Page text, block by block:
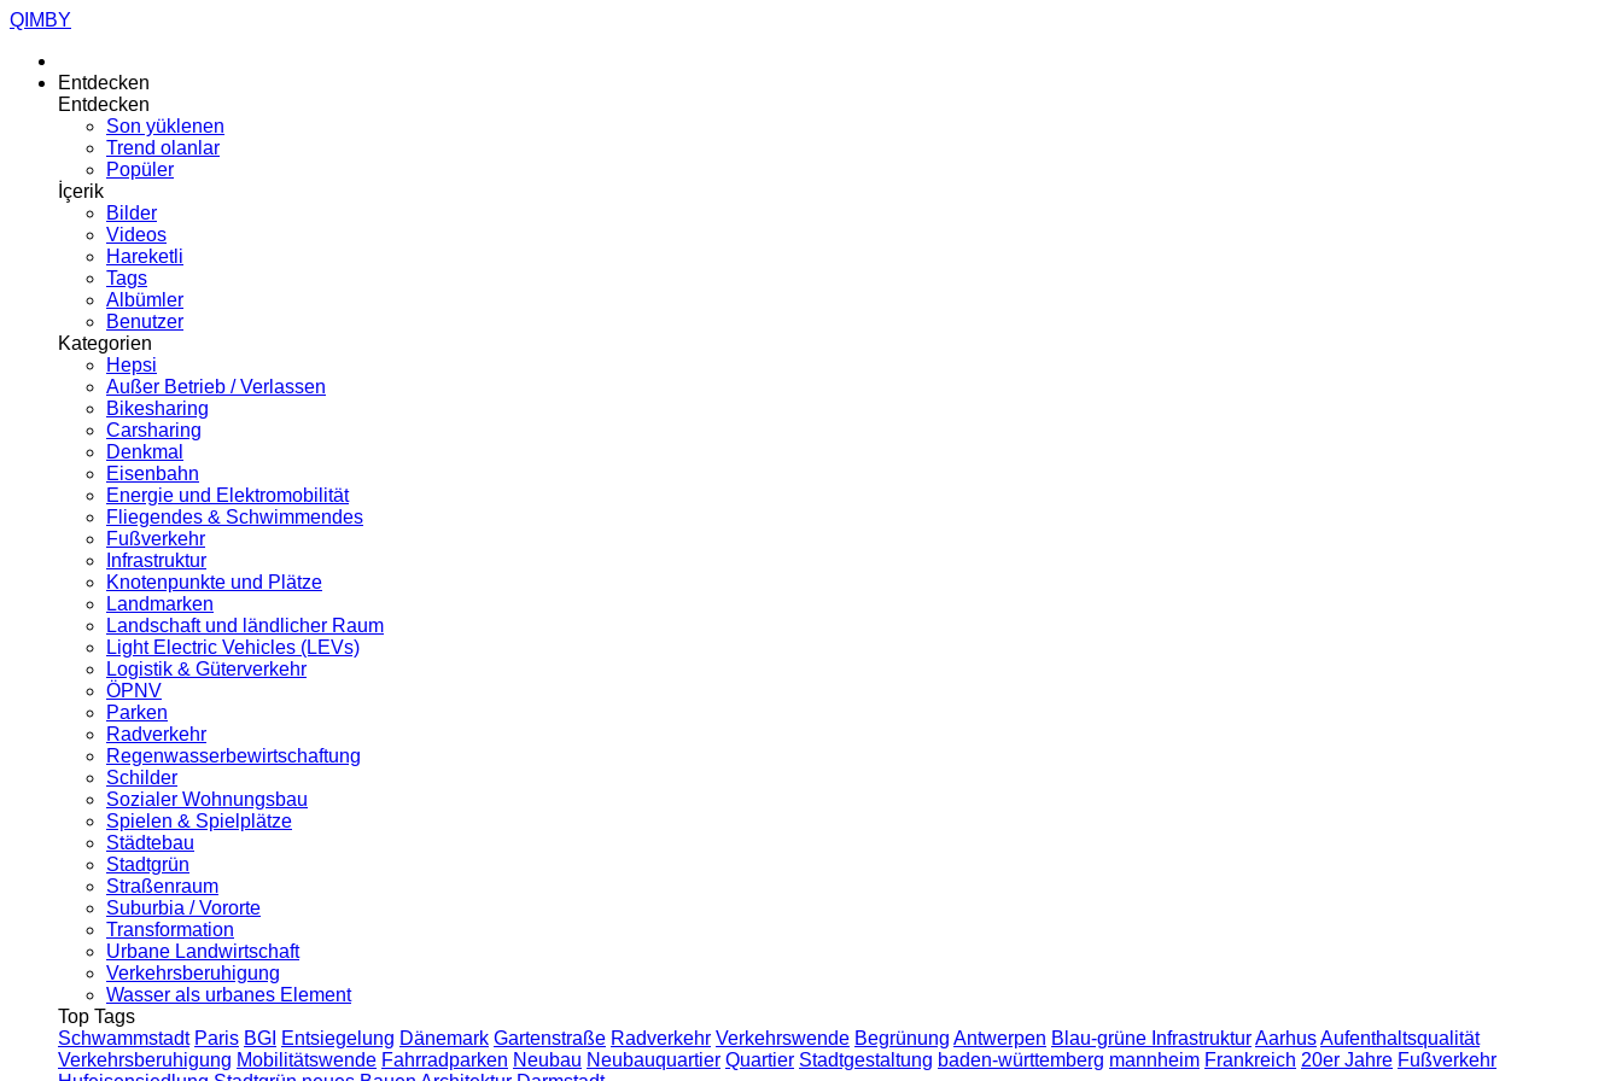
QIMBY
Entdecken
Entdecken
Son yüklenen
Trend olanlar
Popüler
İçerik
Bilder
Videos
Hareketli
Tags
Albümler
Benutzer
Kategorien
Hepsi
Außer Betrieb / Verlassen
Bikesharing
Carsharing
Denkmal
Eisenbahn
Energie und Elektromobilität
Fliegendes & Schwimmendes
Fußverkehr
Infrastruktur
Knotenpunkte und Plätze
Landmarken
Landschaft und ländlicher Raum
Light Electric Vehicles (LEVs)
Logistik & Güterverkehr
ÖPNV
Parken
Radverkehr
Regenwasserbewirtschaftung
Schilder
Sozialer Wohnungsbau
Spielen & Spielplätze
Städtebau
Stadtgrün
Straßenraum
Suburbia / Vororte
Transformation
Urbane Landwirtschaft
Verkehrsberuhigung
Wasser als urbanes Element
Top Tags
Schwammstadt Paris BGI Entsiegelung Dänemark Gartenstraße Radverkehr Verkehrswende Begrünung Antwerpen Blau-grüne InfrastrukturAarhusAufenthaltsqualität
Verkehrsberuhigung Mobilitätswende Fahrradparken Neubau Neubauquartier Quartier Stadtgestaltung baden-württemberg mannheim Frankreich 20er Jahre Fußverkehr